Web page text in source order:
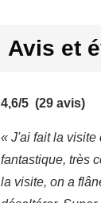
Avis et
4,6/5 (29 avis)
« J'ai fait la visite
fantastique, très
la visite, on a